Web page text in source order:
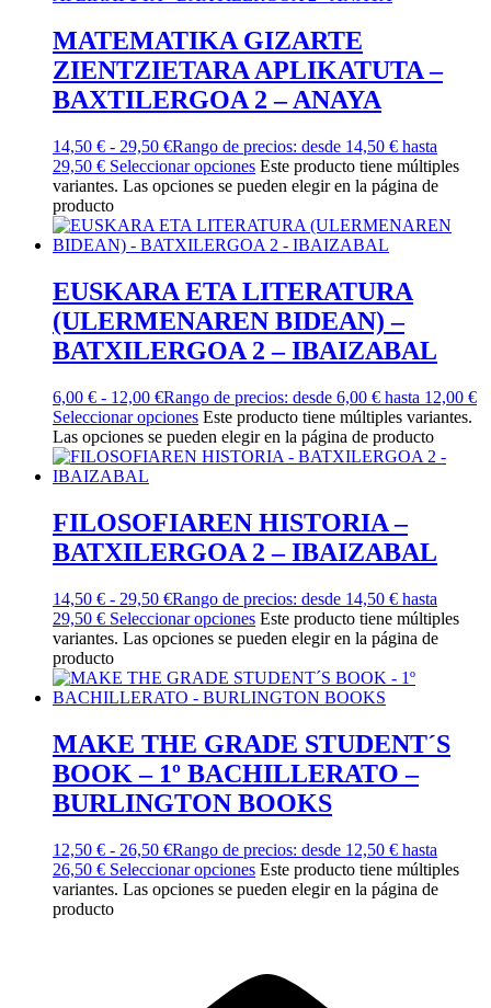
MATEMATIKA GIZARTE
ZIENTZIETARA APLIKATUTA –
BAXTILERGOA 2 – ANAYA
14,50 € - 29,50 €Rango de precios: desde 14,50 € hasta
29,50 € Seleccionar opciones Este producto tiene múltiples
variantes. Las opciones se pueden elegir en la página de
producto
EUSKARA ETA LITERATURA
(ULERMENAREN BIDEAN) –
BATXILERGOA 2 – IBAIZABAL
6,00 € - 12,00 €Rango de precios: desde 6,00 € hasta 12,00 €
Seleccionar opciones Este producto tiene múltiples variantes.
Las opciones se pueden elegir en la página de producto
FILOSOFIAREN HISTORIA –
BATXILERGOA 2 – IBAIZABAL
14,50 € - 29,50 €Rango de precios: desde 14,50 € hasta
29,50 € Seleccionar opciones Este producto tiene múltiples
variantes. Las opciones se pueden elegir en la página de
producto
MAKE THE GRADE STUDENT´S
BOOK – 1º BACHILLERATO –
BURLINGTON BOOKS
12,50 € - 26,50 €Rango de precios: desde 12,50 € hasta
26,50 € Seleccionar opciones Este producto tiene múltiples
variantes. Las opciones se pueden elegir en la página de
producto